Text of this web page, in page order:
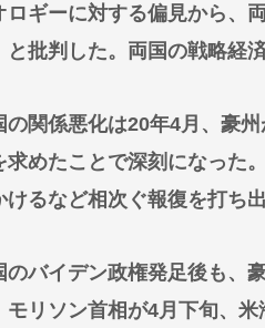
ロギーに対する偏見から、
と批判した。両国の戦略経
の関係悪化は20年4月、豪
求めたことで深刻になった
けるなど相次ぐ報復を打ち出
のバイデン政権発足後も、
モリソン首相が4月下旬、